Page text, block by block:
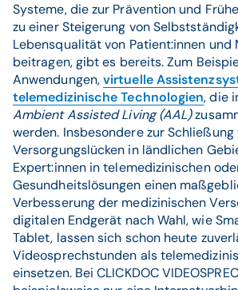
Systeme, die zur Prävention und
zu einer Steigerung von
Lebensqualität von Patient:innen und
beitragen, gibt es bereits. Zum
Anwendungen,virtuelle
telemedizinische Technologien, die
Ambient Assisted Living (AAL)
werden. Insbesondere zur Schließung
Versorgungslücken in ländlichen
Expert:innen in telemedizinischen
Gesundheitslösungen einen
Verbesserung der medizinischen
digitalen Endgerät nach Wahl, wie
Tablet, lassen sich schon heute
Videosprechstunden als
einsetzen. Bei CLICKDOC